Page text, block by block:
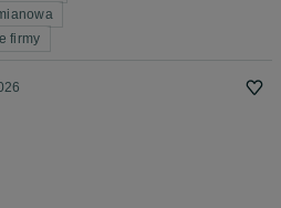
firmy